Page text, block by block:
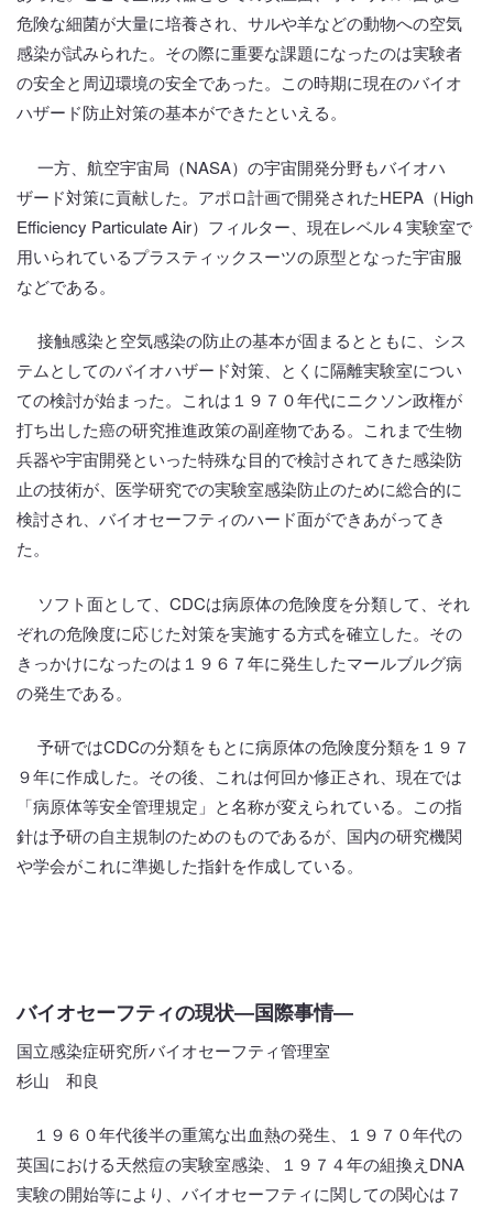
危険な細菌が大量に培養され、サルや羊などの動物への空気
感染が試みられた。その際に重要な課題になったのは実験者
の安全と周辺環境の安全であった。この時期に現在のバイオ
ハザード防止対策の基本ができたといえる。
一方、航空宇宙局（NASA）の宇宙開発分野もバイオハ
ザード対策に貢献した。アポロ計画で開発されたHEPA（High
Efficiency Particulate Air）フィルター、現在レベル４実験室で
用いられているプラスティックスーツの原型となった宇宙服
などである。
接触感染と空気感染の防止の基本が固まるとともに、シス
テムとしてのバイオハザード対策、とくに隔離実験室につい
ての検討が始まった。これは１９７０年代にニクソン政権が
打ち出した癌の研究推進政策の副産物である。これまで生物
兵器や宇宙開発といった特殊な目的で検討されてきた感染防
止の技術が、医学研究での実験室感染防止のために総合的に
検討され、バイオセーフティのハード面ができあがってき
た。
ソフト面として、CDCは病原体の危険度を分類して、それ
ぞれの危険度に応じた対策を実施する方式を確立した。その
きっかけになったのは１９６７年に発生したマールブルグ病
の発生である。
予研ではCDCの分類をもとに病原体の危険度分類を１９７
９年に作成した。その後、これは何回か修正され、現在では
「病原体等安全管理規定」と名称が変えられている。この指
針は予研の自主規制のためのものであるが、国内の研究機関
や学会がこれに準拠した指針を作成している。
バイオセーフティの現状―国際事情―
国立感染症研究所バイオセーフティ管理室
杉山 和良
１９６０年代後半の重篤な出血熱の発生、１９７０年代の
英国における天然痘の実験室感染、１９７４年の組換えDNA
実験の開始等により、バイオセーフティに関しての関心は７